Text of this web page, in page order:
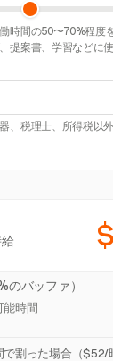
時間の50〜70%程度
提案書、学習などに使
、税理士、所得税以
バッファ）
能時間
で割った場合（$52/